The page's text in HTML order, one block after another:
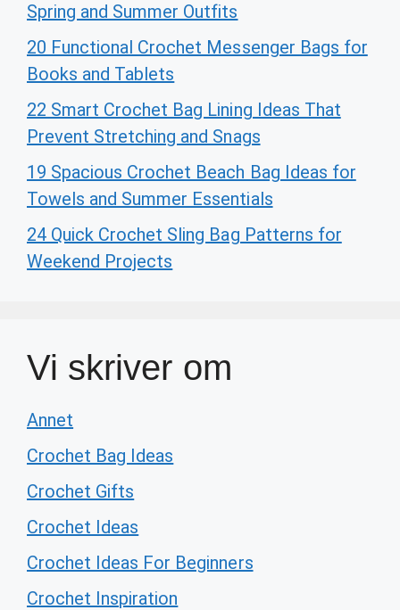
Spring and Summer Outfits
20 Functional Crochet Messenger Bags for
Books and Tablets
22 Smart Crochet Bag Lining Ideas That
Prevent Stretching and Snags
19 Spacious Crochet Beach Bag Ideas for
Towels and Summer Essentials
24 Quick Crochet Sling Bag Patterns for
Weekend Projects
Vi skriver om
Annet
Crochet Bag Ideas
Crochet Gifts
Crochet Ideas
Crochet Ideas For Beginners
Crochet Inspiration